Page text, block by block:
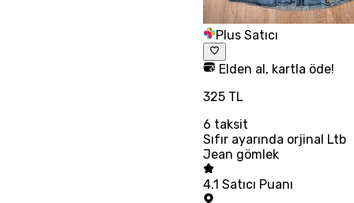
Plus Satıcı
Elden al, kartla öde!
325 TL
6 taksit
Sıfır ayarında orjinal Ltb
Jean gömlek
4.1 Satıcı Puanı